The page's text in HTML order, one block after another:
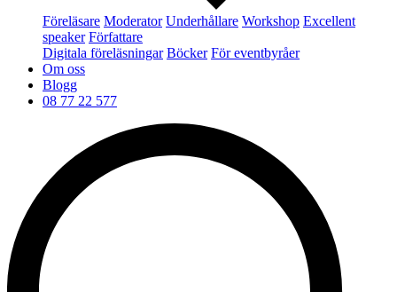
Föreläsare Moderator Underhållare Workshop Excellent
speaker Författare
Digitala föreläsningar Böcker För eventbyråer
Om oss
Blogg
08 77 22 577